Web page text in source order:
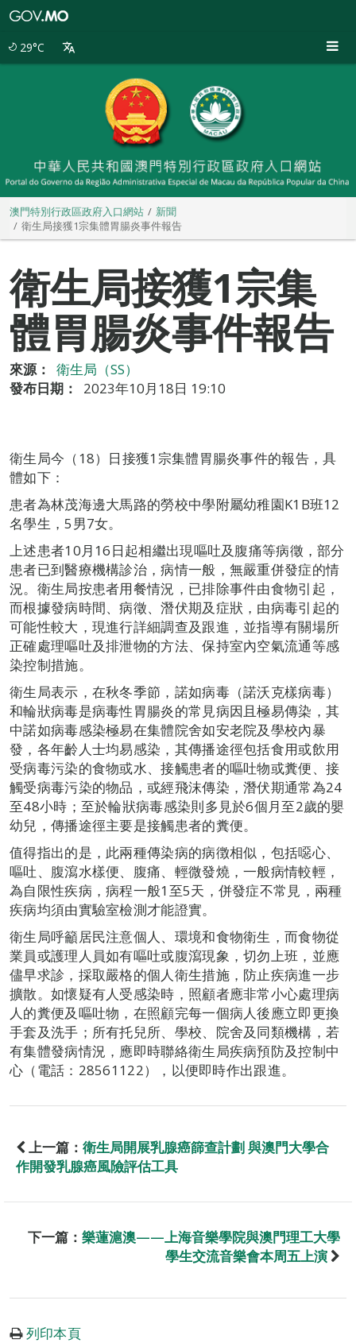
29°C
澳門特別行政區政府入口網站
新聞
衛生局接獲1宗集體胃腸炎事件報告
衛生局接獲1宗集
體胃腸炎事件報告
來源：
衛生局（SS）
發布日期：
2023年10月18日 19:10
衛生局今（18）日接獲1宗集體胃腸炎事件的報告，具
體如下：
患者為林茂海邊大馬路的勞校中學附屬幼稚園K1B班12
名學生，5男7女。
上述患者10月16日起相繼出現嘔吐及腹痛等病徵，部分
患者已到醫療機構診治，病情一般，無嚴重併發症的情
況。衛生局按患者用餐情況，已排除事件由食物引起，
而根據發病時間、病徵、潛伏期及症狀，由病毒引起的
可能性較大，現進行詳細調查及跟進，並指導有關場所
正確處理嘔吐及排泄物的方法、保持室內空氣流通等感
染控制措施。
衛生局表示，在秋冬季節，諾如病毒（諾沃克樣病毒）
和輪狀病毒是病毒性胃腸炎的常見病因且極易傳染，其
中諾如病毒感染極易在集體院舍如安老院及學校內暴
發，各年齡人士均易感染，其傳播途徑包括食用或飲用
受病毒污染的食物或水、接觸患者的嘔吐物或糞便、接
觸受病毒污染的物品，或經飛沫傳染，潛伏期通常為24
至48小時；至於輪狀病毒感染則多見於6個月至2歲的嬰
幼兒，傳播途徑主要是接觸患者的糞便。
值得指出的是，此兩種傳染病的病徴相似，包括噁心、
嘔吐、腹瀉水樣便、腹痛、輕微發燒，一般病情較輕，
為自限性疾病，病程一般1至5天，併發症不常見，兩種
疾病均須由實驗室檢測才能證實。
衛生局呼籲居民注意個人、環境和食物衛生，而食物從
業員或護理人員如有嘔吐或腹瀉現象，切勿上班，並應
儘早求診，採取嚴格的個人衛生措施，防止疾病進一步
擴散。如懷疑有人受感染時，照顧者應非常小心處理病
人的糞便及嘔吐物，在照顧完每一個病人後應立即更換
手套及洗手；所有托兒所、學校、院舍及同類機構，若
有集體發病情況，應即時聯絡衛生局疾病預防及控制中
心（電話：28561122），以便即時作出跟進。
上一篇： 衛生局開展乳腺癌篩查計劃 與澳門大學合
作開發乳腺癌風險評估工具
下一篇： 樂蓮滬澳——上海音樂學院與澳門理工大學
學生交流音樂會本周五上演
列印本頁